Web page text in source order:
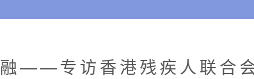
——专访香港残疾人联合